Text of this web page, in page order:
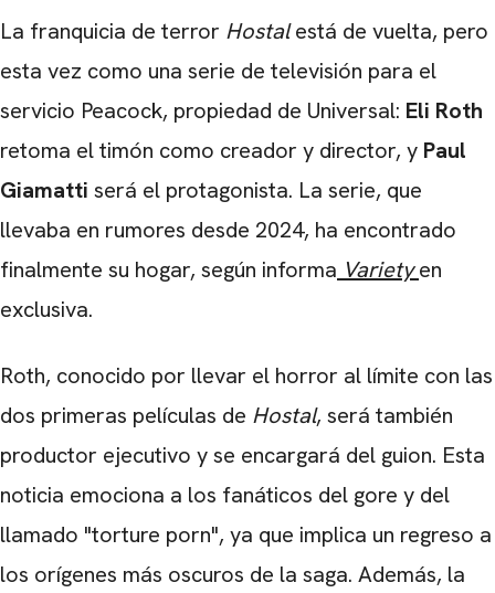
La franquicia de terror Hostalestá de vuelta, pero
esta vez como una serie de televisión para el
servicio Peacock, propiedad de Universal: Eli Roth
retoma el timón como creador y director, y Paul
Giamatti será el protagonista. La serie, que
llevaba en rumores desde 2024, ha encontrado
finalmente su hogar, según informa Variety en
exclusiva.
Roth, conocido por llevar el horror al límite con las
dos primeras películas de Hostal, será también
productor ejecutivo y se encargará del guion. Esta
noticia emociona a los fanáticos del gore y del
llamado "torture porn", ya que implica un regreso a
los orígenes más oscuros de la saga. Además, la